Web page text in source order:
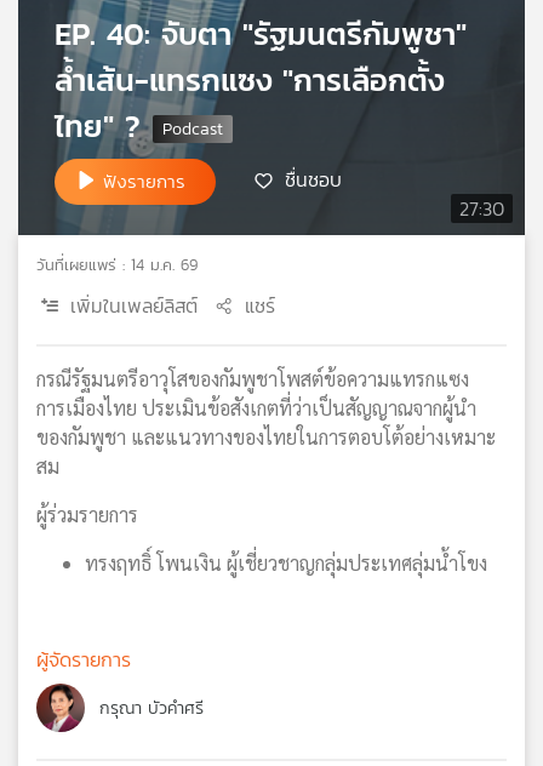
แผนที่
วิทยุ
เครือ
27:30
EP. 40: จับตา "รัฐมนตรีกัมพูชา"
ล้ำเส้น-แทรกแซง "การเลือกตั้ง
ไทย" ?
ฟังรายการ ชื่นชอบ
วันที่เผยแพร่ : 14 ม.ค. 69
เพิ่มในเพลย์ลิสต์ แชร์
กรณีรัฐมนตรีอาวุโสของกัมพูชาโพสต์ข้อความแทรกแซง
การเมืองไทย ประเมินข้อสังเกตที่ว่าเป็นสัญญาณจากผู้นำ
ของกัมพูชา และแนวทางของไทยในการตอบโต้อย่างเหมาะ
สม
ผู้ร่วมรายการ
ทรงฤทธิ์ โพนเงิน ผู้เชี่ยวชาญกลุ่มประเทศลุ่มน้ำโขง
ผู้จัดรายการ
กรุณา บัวคำศรี